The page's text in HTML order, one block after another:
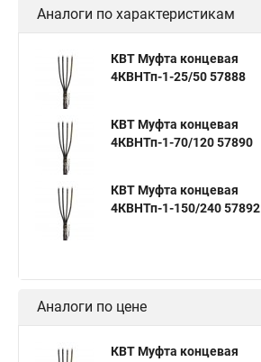
Аналоги по характеристикам
КВТ Муфта концевая
4КВНТп-1-25/50 57888
КВТ Муфта концевая
4КВНТп-1-70/120 57890
КВТ Муфта концевая
4КВНТп-1-150/240 57892
Аналоги по цене
КВТ Муфта концевая